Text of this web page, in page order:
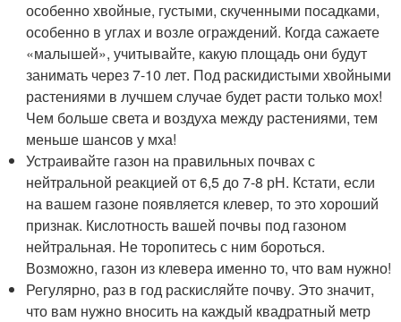
особенно хвойные, густыми, скученными посадками,
особенно в углах и возле ограждений. Когда сажаете
«малышей», учитывайте, какую площадь они будут
занимать через 7-10 лет. Под раскидистыми хвойными
растениями в лучшем случае будет расти только мох!
Чем больше света и воздуха между растениями, тем
меньше шансов у мха!
Устраивайте газон на правильных почвах с
нейтральной реакцией от 6,5 до 7-8 рН. Кстати, если
на вашем газоне появляется клевер, то это хороший
признак. Кислотность вашей почвы под газоном
нейтральная. Не торопитесь с ним бороться.
Возможно, газон из клевера именно то, что вам нужно!
Регулярно, раз в год раскисляйте почву. Это значит,
что вам нужно вносить на каждый квадратный метр